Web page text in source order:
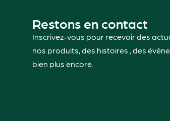
Restons en contact
Inscrivez-vous pour recevoir des
nos produits, des histoires , des
bien plus encore.